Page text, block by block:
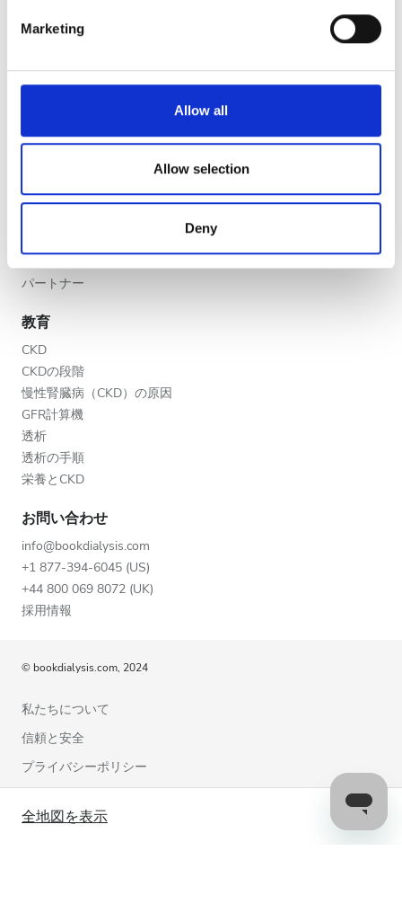
Find out more about how your personal data is processed
We use cookies to personalise content and ads, to
We also share information about your use of our site with
our social media, advertising and analytics partners who
may combine it with other information that you’ve
provided to them or that they’ve collected from your use
of their services. Read more about cookies in our
Privacy policy.
Marketing
Allow all
Allow selection
Deny
夕方
良い
全地図を表示
患者の皆様
使い方
なぜ bookdialysis なのですか？
すべての目的地
医療提供者
パートナー
教育
CKD
CKDの段階
慢性腎臓病（CKD）の原因
GFR計算機
透析
透析の手順
栄養とCKD
お問い合わせ
info@bookdialysis.com
+1 877-394-6045 (US)
+44 800 069 8072 (UK)
採用情報
© bookdialysis.com, 2024
私たちについて
信頼と安全
プライバシーポリシー
クッキーポリシー